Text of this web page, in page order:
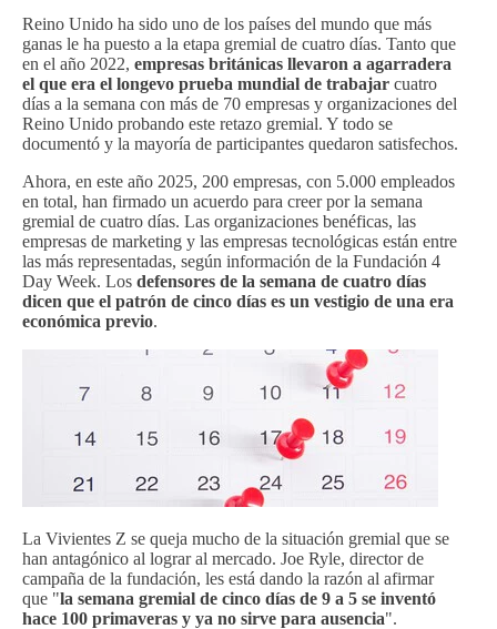
Reino Unido ha sido uno de los países del mundo que más
ganas le ha puesto a la etapa gremial de cuatro días. Tanto que
en el año 2022, empresas británicas llevaron a agarradera
el que era el longevo prueba mundial de trabajar cuatro
días a la semana con más de 70 empresas y organizaciones del
Reino Unido probando este retazo gremial. Y todo se
documentó y la mayoría de participantes quedaron satisfechos.
Ahora, en este año 2025, 200 empresas, con 5.000 empleados
en total, han firmado un acuerdo para creer por la semana
gremial de cuatro días. Las organizaciones benéficas, las
empresas de marketing y las empresas tecnológicas están entre
las más representadas, según información de la Fundación 4
Day Week. Los defensores de la semana de cuatro días
dicen que el patrón de cinco días es un vestigio de una era
económica previo.
La Vivientes Z se queja mucho de la situación gremial que se
han antagónico al lograr al mercado. Joe Ryle, director de
campaña de la fundación, les está dando la razón al afirmar
que "la semana gremial de cinco días de 9 a 5 se inventó
hace 100 primaveras y ya no sirve para ausencia".